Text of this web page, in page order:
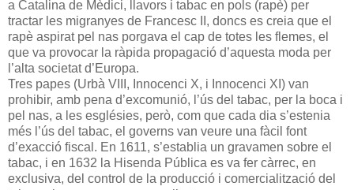
a Catalina de Mèdici, llavors i tabac en pols (rapè) per
tractar les migranyes de Francesc II, doncs es creia que el
rapè aspirat pel nas porgava el cap de totes les flemes, el
que va provocar la ràpida propagació d’aquesta moda per
l’alta societat d’Europa.
Tres papes (Urbà VIII, Innocenci X, i Innocenci XI) van
prohibir, amb pena d’excomunió, l’ús del tabac, per la boca i
pel nas, a les esglésies, però, com que cada dia s’estenia
més l’ús del tabac, el governs van veure una fàcil font
d’exacció fiscal. En 1611, s’establia un gravamen sobre el
tabac, i en 1632 la Hisenda Pública es va fer càrrec, en
exclusiva, del control de la producció i comercialització del